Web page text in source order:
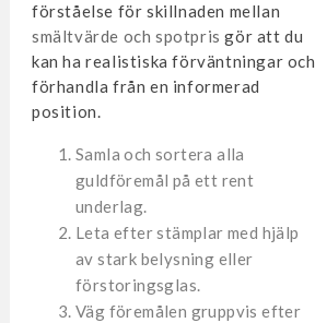
förståelse för skillnaden mellan
smältvärde och spotpris gör att du
kan ha realistiska förväntningar och
förhandla från en informerad
position.
Samla och sortera alla
guldföremål på ett rent
underlag.
Leta efter stämplar med hjälp
av stark belysning eller
förstoringsglas.
Väg föremålen gruppvis efter